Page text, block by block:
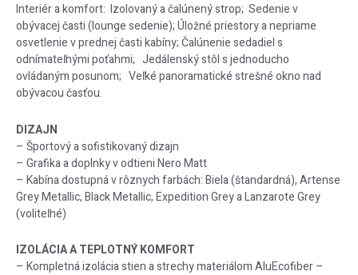
Interiér a komfort: Izolovaný a čalúnený strop; Sedenie v
obývacej časti (lounge sedenie); Úložné priestory a nepriame
osvetlenie v prednej časti kabíny; Čalúnenie sedadiel s
odnímateľnými poťahmi; Jedálenský stôl s jednoducho
ovládaným posunom; Veľké panoramatické strešné okno nad
obývacou časťou.
DIZAJN
– Športový a sofistikovaný dizajn
– Grafika a doplnky v odtieni Nero Matt
– Kabína dostupná v rôznych farbách: Biela (štandardná), Artense
Grey Metallic, Black Metallic, Expedition Grey a Lanzarote Grey
(voliteľné)
IZOLÁCIA A TEPLOTNÝ KOMFORT
– Kompletná izolácia stien a strechy materiálom AluEcofiber –